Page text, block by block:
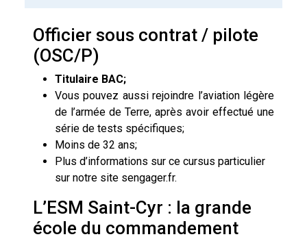
Officier sous contrat / pilote
(OSC/P)
Titulaire BAC;
Vous pouvez aussi rejoindre l’aviation légère
de l’armée de Terre, après avoir effectué une
série de tests spécifiques;
Moins de 32 ans;
Plus d’informations sur ce cursus particulier
sur notre site sengager.fr.
L’ESM Saint-Cyr : la grande
école du commandement